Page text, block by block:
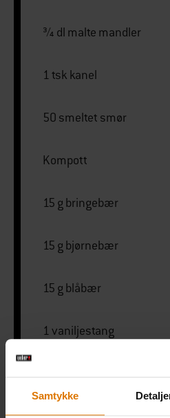
Samtykke
¾ dl malte mandler
1 tsk kanel
50 smeltet smør
Kompott
15 g bringebær
15 g bjørnebær
15 g blåbær
1 vaniljestang
Kyllingholder